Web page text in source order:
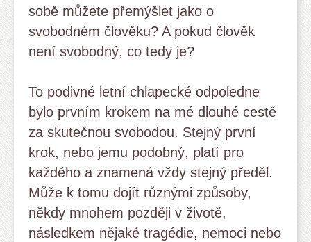
sobě můžete přemýšlet jako o
svobodném člověku? A pokud člověk
není svobodný, co tedy je?
To podivné letní chlapecké odpoledne
bylo prvním krokem na mé dlouhé cestě
za skutečnou svobodou. Stejný první
krok, nebo jemu podobný, platí pro
každého a znamená vždy stejný předěl.
Může k tomu dojít různými způsoby,
někdy mnohem později v životě,
následkem nějaké tragédie, nemoci nebo